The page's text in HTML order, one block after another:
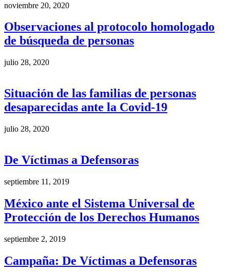
noviembre 20, 2020
Observaciones al protocolo homologado
de búsqueda de personas
julio 28, 2020
Situación de las familias de personas
desaparecidas ante la Covid-19
julio 28, 2020
De Víctimas a Defensoras
septiembre 11, 2019
México ante el Sistema Universal de
Protección de los Derechos Humanos
septiembre 2, 2019
Campaña: De Víctimas a Defensoras